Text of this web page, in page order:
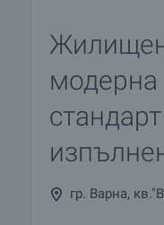
модерна
гр. Варна,